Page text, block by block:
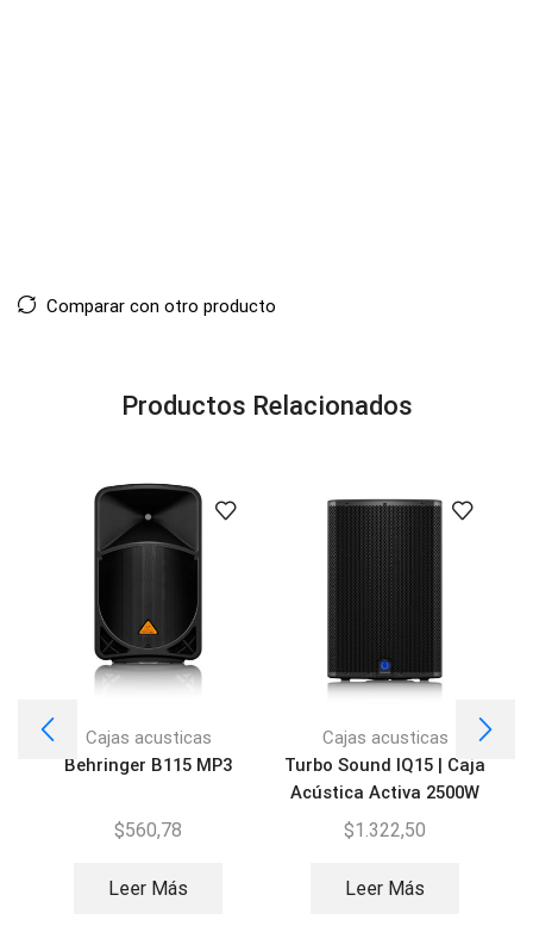
Comparar con otro producto
Productos Relacionados
Cajas acusticas
Behringer B115 MP3
$560,78
Leer Más
Cajas acusticas
Turbo Sound IQ15 | Caja
Acústica Activa 2500W
$1.322,50
Leer Más